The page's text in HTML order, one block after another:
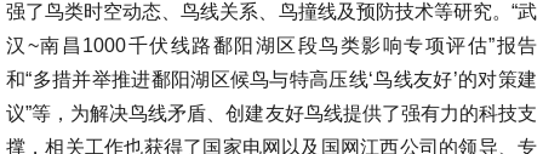
强了鸟类时空动态、鸟线关系、鸟撞线及预防技术等研究。“武
汉~南昌1000千伏线路鄱阳湖区段鸟类影响专项评估”报告
和“多措并举推进鄱阳湖区候鸟与特高压线‘鸟线友好’的对策建
议”等，为解决鸟线矛盾、创建友好鸟线提供了强有力的科技支
撑，相关工作也获得了国家电网以及国网江西公司的领导、专